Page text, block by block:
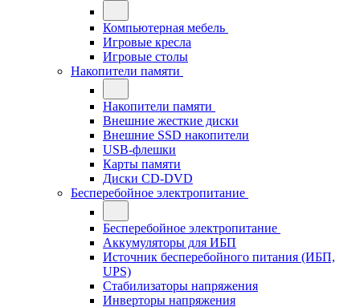
Компьютерная мебель
Игровые кресла
Игровые столы
Накопители памяти
Накопители памяти
Внешние жесткие диски
Внешние SSD накопители
USB-флешки
Карты памяти
Диски CD-DVD
Бесперебойное электропитание
Бесперебойное электропитание
Аккумуляторы для ИБП
Источник бесперебойного питания (ИБП,
UPS)
Стабилизаторы напряжения
Инверторы напряжения